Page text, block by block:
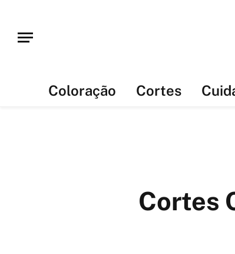
Coloração Cortes
Cortes